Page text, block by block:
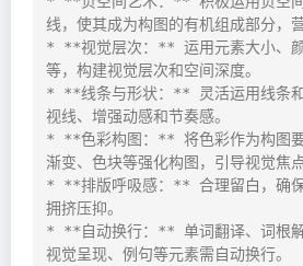
线，使其成为构图的有机组成部分，
* **视觉层次：** 运用元素大小、
等，构建视觉层次和空间深度。
* **线条与形状：** 灵活运用线条
视线、增强动感和节奏感。
* **色彩构图：** 将色彩作为构图要
渐变、色块等强化构图，引导视觉焦点
* **排版呼吸感：** 合理留白，确
拥挤压抑。
* **自动换行：** 单词翻译、词根
视觉呈现、例句等元素需自动换行。